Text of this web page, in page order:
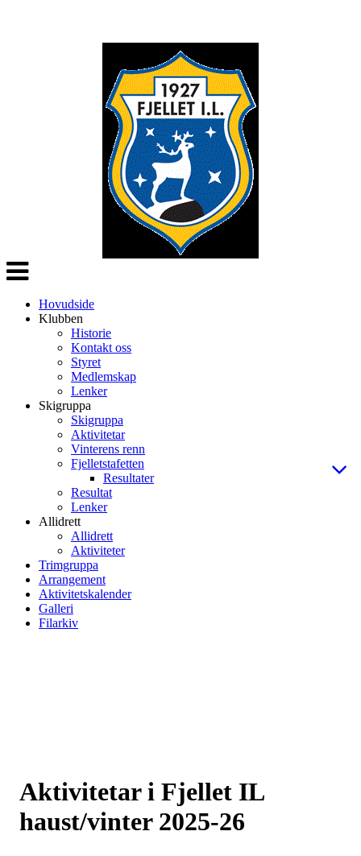
Veksle
navigasjon
Hovudside
Klubben
Historie
Kontakt oss
Styret
Medlemskap
Lenker
Skigruppa
Skigruppa
Aktivitetar
Vinterens renn
Fjelletstafetten
Resultater
Resultat
Lenker
Allidrett
Allidrett
Aktiviteter
Trimgruppa
Arrangement
Aktivitetskalender
Galleri
Filarkiv
Aktivitetar i Fjellet IL
haust/vinter 2025-26